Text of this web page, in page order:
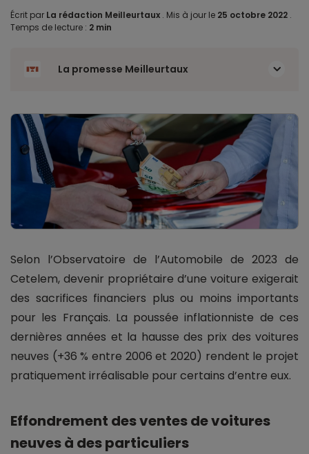
Écrit par La rédaction Meilleurtaux . Mis à jour le 25 octobre 2022 .
Temps de lecture : 2 min
La promesse Meilleurtaux
Selon l’Observatoire de l’Automobile de 2023 de
Cetelem, devenir propriétaire d’une voiture exigerait
des sacrifices financiers plus ou moins importants
pour les Français. La poussée inflationniste de ces
dernières années et la hausse des prix des voitures
neuves (+36 % entre 2006 et 2020) rendent le projet
pratiquement irréalisable pour certains d’entre eux.
Effondrement des ventes de voitures
neuves à des particuliers